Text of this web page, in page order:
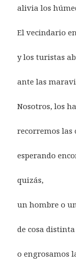
alivia los
El vecindario
y los turistas
ante las
Nosotros, los
recorremos las
esperando
quizás,
un hombre o
de cosa
o engrosamos